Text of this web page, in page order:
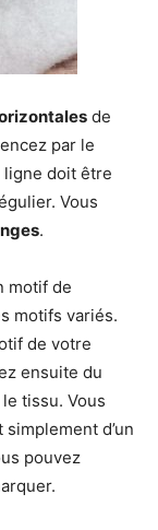
de
par le
ligne doit être
Vous
.
motif de
motifs variés.
de votre
ensuite du
tissu. Vous
d’un
pouvez